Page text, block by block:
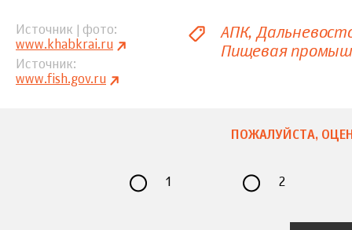
Источник | фото
www.khabkrai.ru
Источник
www.fish.gov.ru
АПК
Пищевая
ПОЖАЛУЙСТА,
1 2